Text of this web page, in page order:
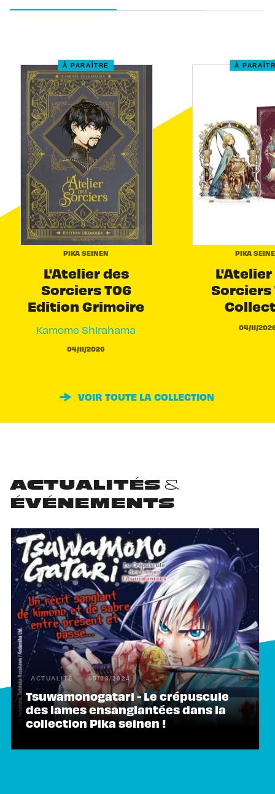
À PARAÎTRE
PIKA SEINEN
L'Atelier des
Sorciers T06
Edition Grimoire
Kamome Shirahama
04/11/2026
À
PIKA
L'Atelier
Sorciers
04/11/
VOIR TOUTE LA COLLECTION
ACTUALITÉS &
ÉVÉNEMENTS
ACTUALITÉ 05/03/2024
Tsuwamonogatari - Le crépuscule
des lames ensanglantées dans la
collection Pika seinen !